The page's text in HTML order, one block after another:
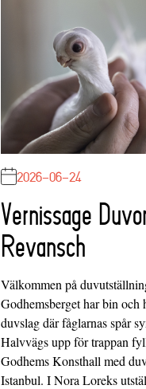
2026-06-24
Vernissage
Revansch
Välkommen på
Godhemsberget har bin och
duvslag där fåglarnas spår
Halvvägs upp för trappan
Godhems Konsthall med
Istanbul. I Nora Loreks